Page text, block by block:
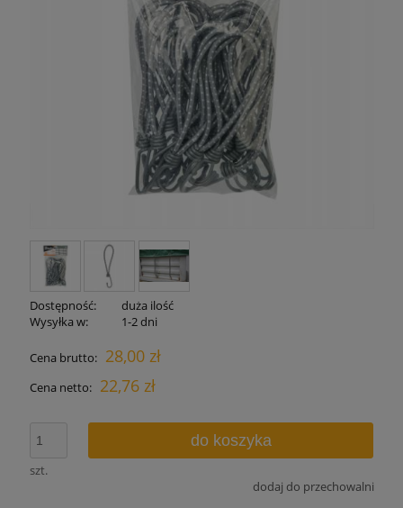
Dostępność:
duża ilość
Wysyłka w:
1-2 dni
Cena brutto: 28,00 zł
Cena netto: 22,76 zł
szt.
do koszyka
dodaj do przechowalni